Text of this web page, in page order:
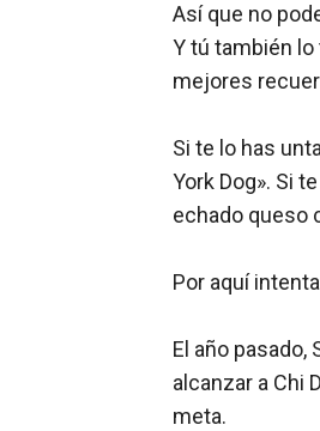
Así que no
Y tú también
mejores
Si te lo has
York Dog». Si
echado queso
Por aquí
El año pasado,
alcanzar a Chi
meta.